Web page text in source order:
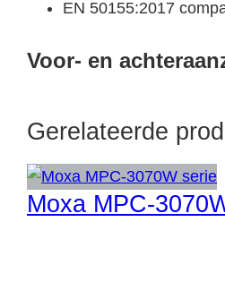
EN 50155:2017
Voor- en
Gerelateerde
Moxa MPC-